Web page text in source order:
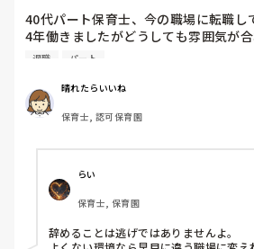
○他児とのトラブルに注意しつつ、関わ
優しく見守っていく
こんな感じですかね？
他の先生に確認する、下書きを見てもら
的確かと思います。
40代パート保育士、今の職場に転職し
4年働きましたがどうしても雰囲気が
退職しようと思っています。
周りの職員は、勤続10年以上から何十
どです。
保護者子どもの愚痴悪口が多く、
今で言う不適切保育も
仕方ないよね
もう何も言わずに
子どもの言いなりになればいいんだね
などいう意見で…
退職 パート
晴れたらいいね
保育士, 認可保育園
らい
保育士, 保育園
辞めることは逃げではありませんよ。